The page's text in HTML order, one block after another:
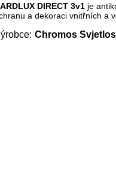
DIRECT 3v1 je
a dekoraci vnitřních a
Chromos